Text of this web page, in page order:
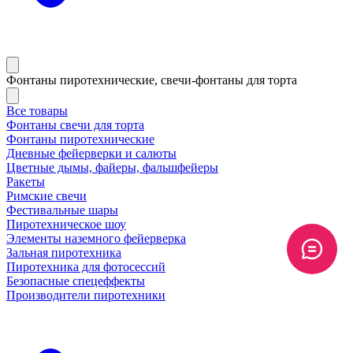
Фонтаны пиротехнические, свечи-фонтаны для торта
Все товары
Фонтаны свечи для торта
Фонтаны пиротехнические
Дневные фейерверки и салюты
Цветные дымы, файеры, фальшфейеры
Ракеты
Римские свечи
Фестивальные шары
Пиротехническое шоу
Элементы наземного фейерверка
Зальная пиротехника
Пиротехника для фотосессий
Безопасные спецеффекты
Производители пиротехники